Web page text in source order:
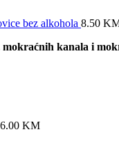
bez alkohola 8.50
kanala i
KM